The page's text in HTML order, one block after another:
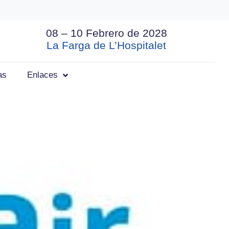
08 – 10 Febrero de 2028
La Farga de L’Hospitalet
Enlaces